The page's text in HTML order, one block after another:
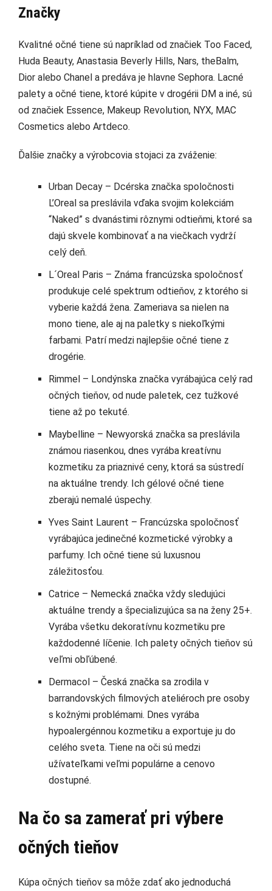
Značky
Kvalitné očné tiene sú napríklad od značiek Too Faced,
Huda Beauty, Anastasia Beverly Hills, Nars, theBalm,
Dior alebo Chanel a predáva je hlavne Sephora. Lacné
palety a očné tiene, ktoré kúpite v drogérii DM a iné, sú
od značiek Essence, Makeup Revolution, NYX, MAC
Cosmetics alebo Artdeco.
Ďalšie značky a výrobcovia stojaci za zváženie:
Urban Decay – Dcérska značka spoločnosti
L’Oreal sa preslávila vďaka svojim kolekciám
“Naked” s dvanástimi rôznymi odtieňmi, ktoré sa
dajú skvele kombinovať a na viečkach vydrží
celý deň.
L´Oreal Paris – Známa francúzska spoločnosť
produkuje celé spektrum odtieňov, z ktorého si
vyberie každá žena. Zameriava sa nielen na
mono tiene, ale aj na paletky s niekoľkými
farbami. Patrí medzi najlepšie očné tiene z
drogérie.
Rimmel – Londýnska značka vyrábajúca celý rad
očných tieňov, od nude paletek, cez tužkové
tiene až po tekuté.
Maybelline – Newyorská značka sa preslávila
známou riasenkou, dnes vyrába kreatívnu
kozmetiku za priaznivé ceny, ktorá sa sústredí
na aktuálne trendy. Ich gélové očné tiene
zberajú nemalé úspechy.
Yves Saint Laurent – Francúzska spoločnosť
vyrábajúca jedinečné kozmetické výrobky a
parfumy. Ich očné tiene sú luxusnou
záležitosťou.
Catrice – Nemecká značka vždy sledujúci
aktuálne trendy a špecializujúca sa na ženy 25+.
Vyrába všetku dekoratívnu kozmetiku pre
každodenné líčenie. Ich palety očných tieňov sú
veľmi obľúbené.
Dermacol – Česká značka sa zrodila v
barrandovských filmových ateliéroch pre osoby
s kožnými problémami. Dnes vyrába
hypoalergénnou kozmetiku a exportuje ju do
celého sveta. Tiene na oči sú medzi
užívateľkami veľmi populárne a cenovo
dostupné.
Na čo sa zamerať pri výbere
očných tieňov
Kúpa očných tieňov sa môže zdať ako jednoduchá